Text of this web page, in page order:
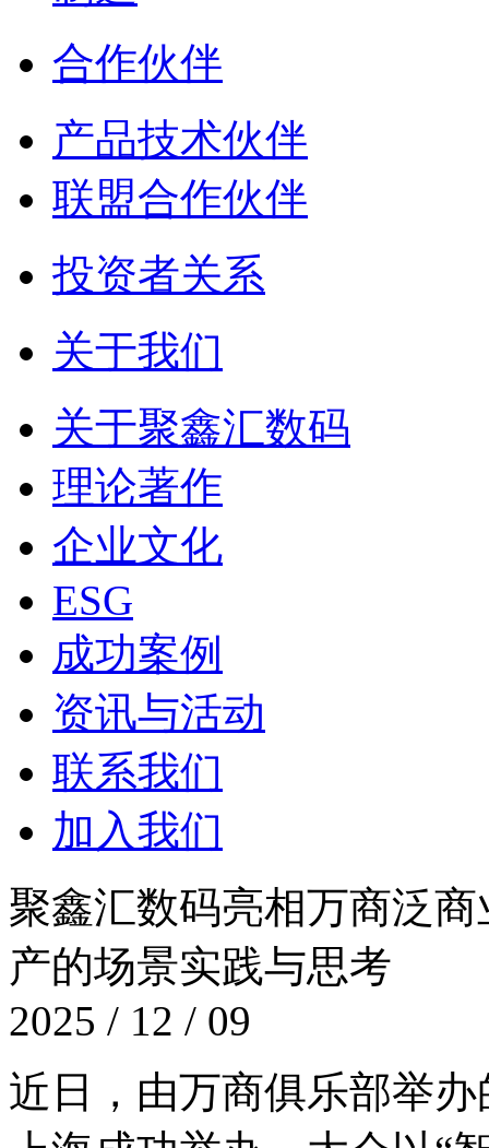
合作伙伴
产品技术伙伴
联盟合作伙伴
投资者关系
关于我们
关于聚鑫汇数码
理论著作
企业文化
ESG
成功案例
资讯与活动
联系我们
加入我们
聚鑫汇数码亮相万商泛商
产的场景实践与思考
2025 / 12 / 09
近日，由万商俱乐部